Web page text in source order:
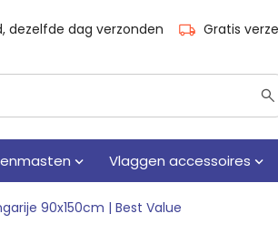
dezelfde dag verzonden Gratis
Vlaggen accessoires
90x150cm | Best Value